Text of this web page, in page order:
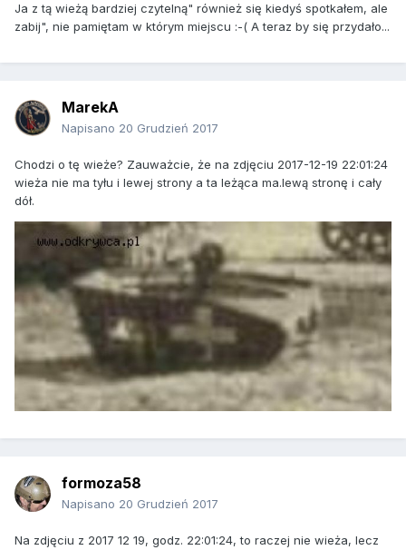
Ja z tą wieżą bardziej czytelną" również się kiedyś spotkałem, ale
zabij", nie pamiętam w którym miejscu :-( A teraz by się przydało...
MarekA
Napisano 20 Grudzień 2017
Chodzi o tę wieże? Zauważcie, że na zdjęciu 2017-12-19 22:01:24
wieża nie ma tyłu i lewej strony a ta leżąca ma.lewą stronę i cały
dół.
formoza58
Napisano 20 Grudzień 2017
Na zdjęciu z 2017 12 19, godz. 22:01:24, to raczej nie wieża, lecz